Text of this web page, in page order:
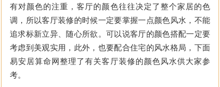
有对颜色的注重，客厅的颜色往往决定了整个家居的色
调，所以客厅装修的时候一定要掌握一点颜色风水，不能
追求标新立异、随心所欲。可以说客厅的颜色搭配一定要
考虑到美观实用，此外，也要配合住宅的风水格局，下面
易安居算命网整理了有关客厅装修的颜色风水供大家参
考。